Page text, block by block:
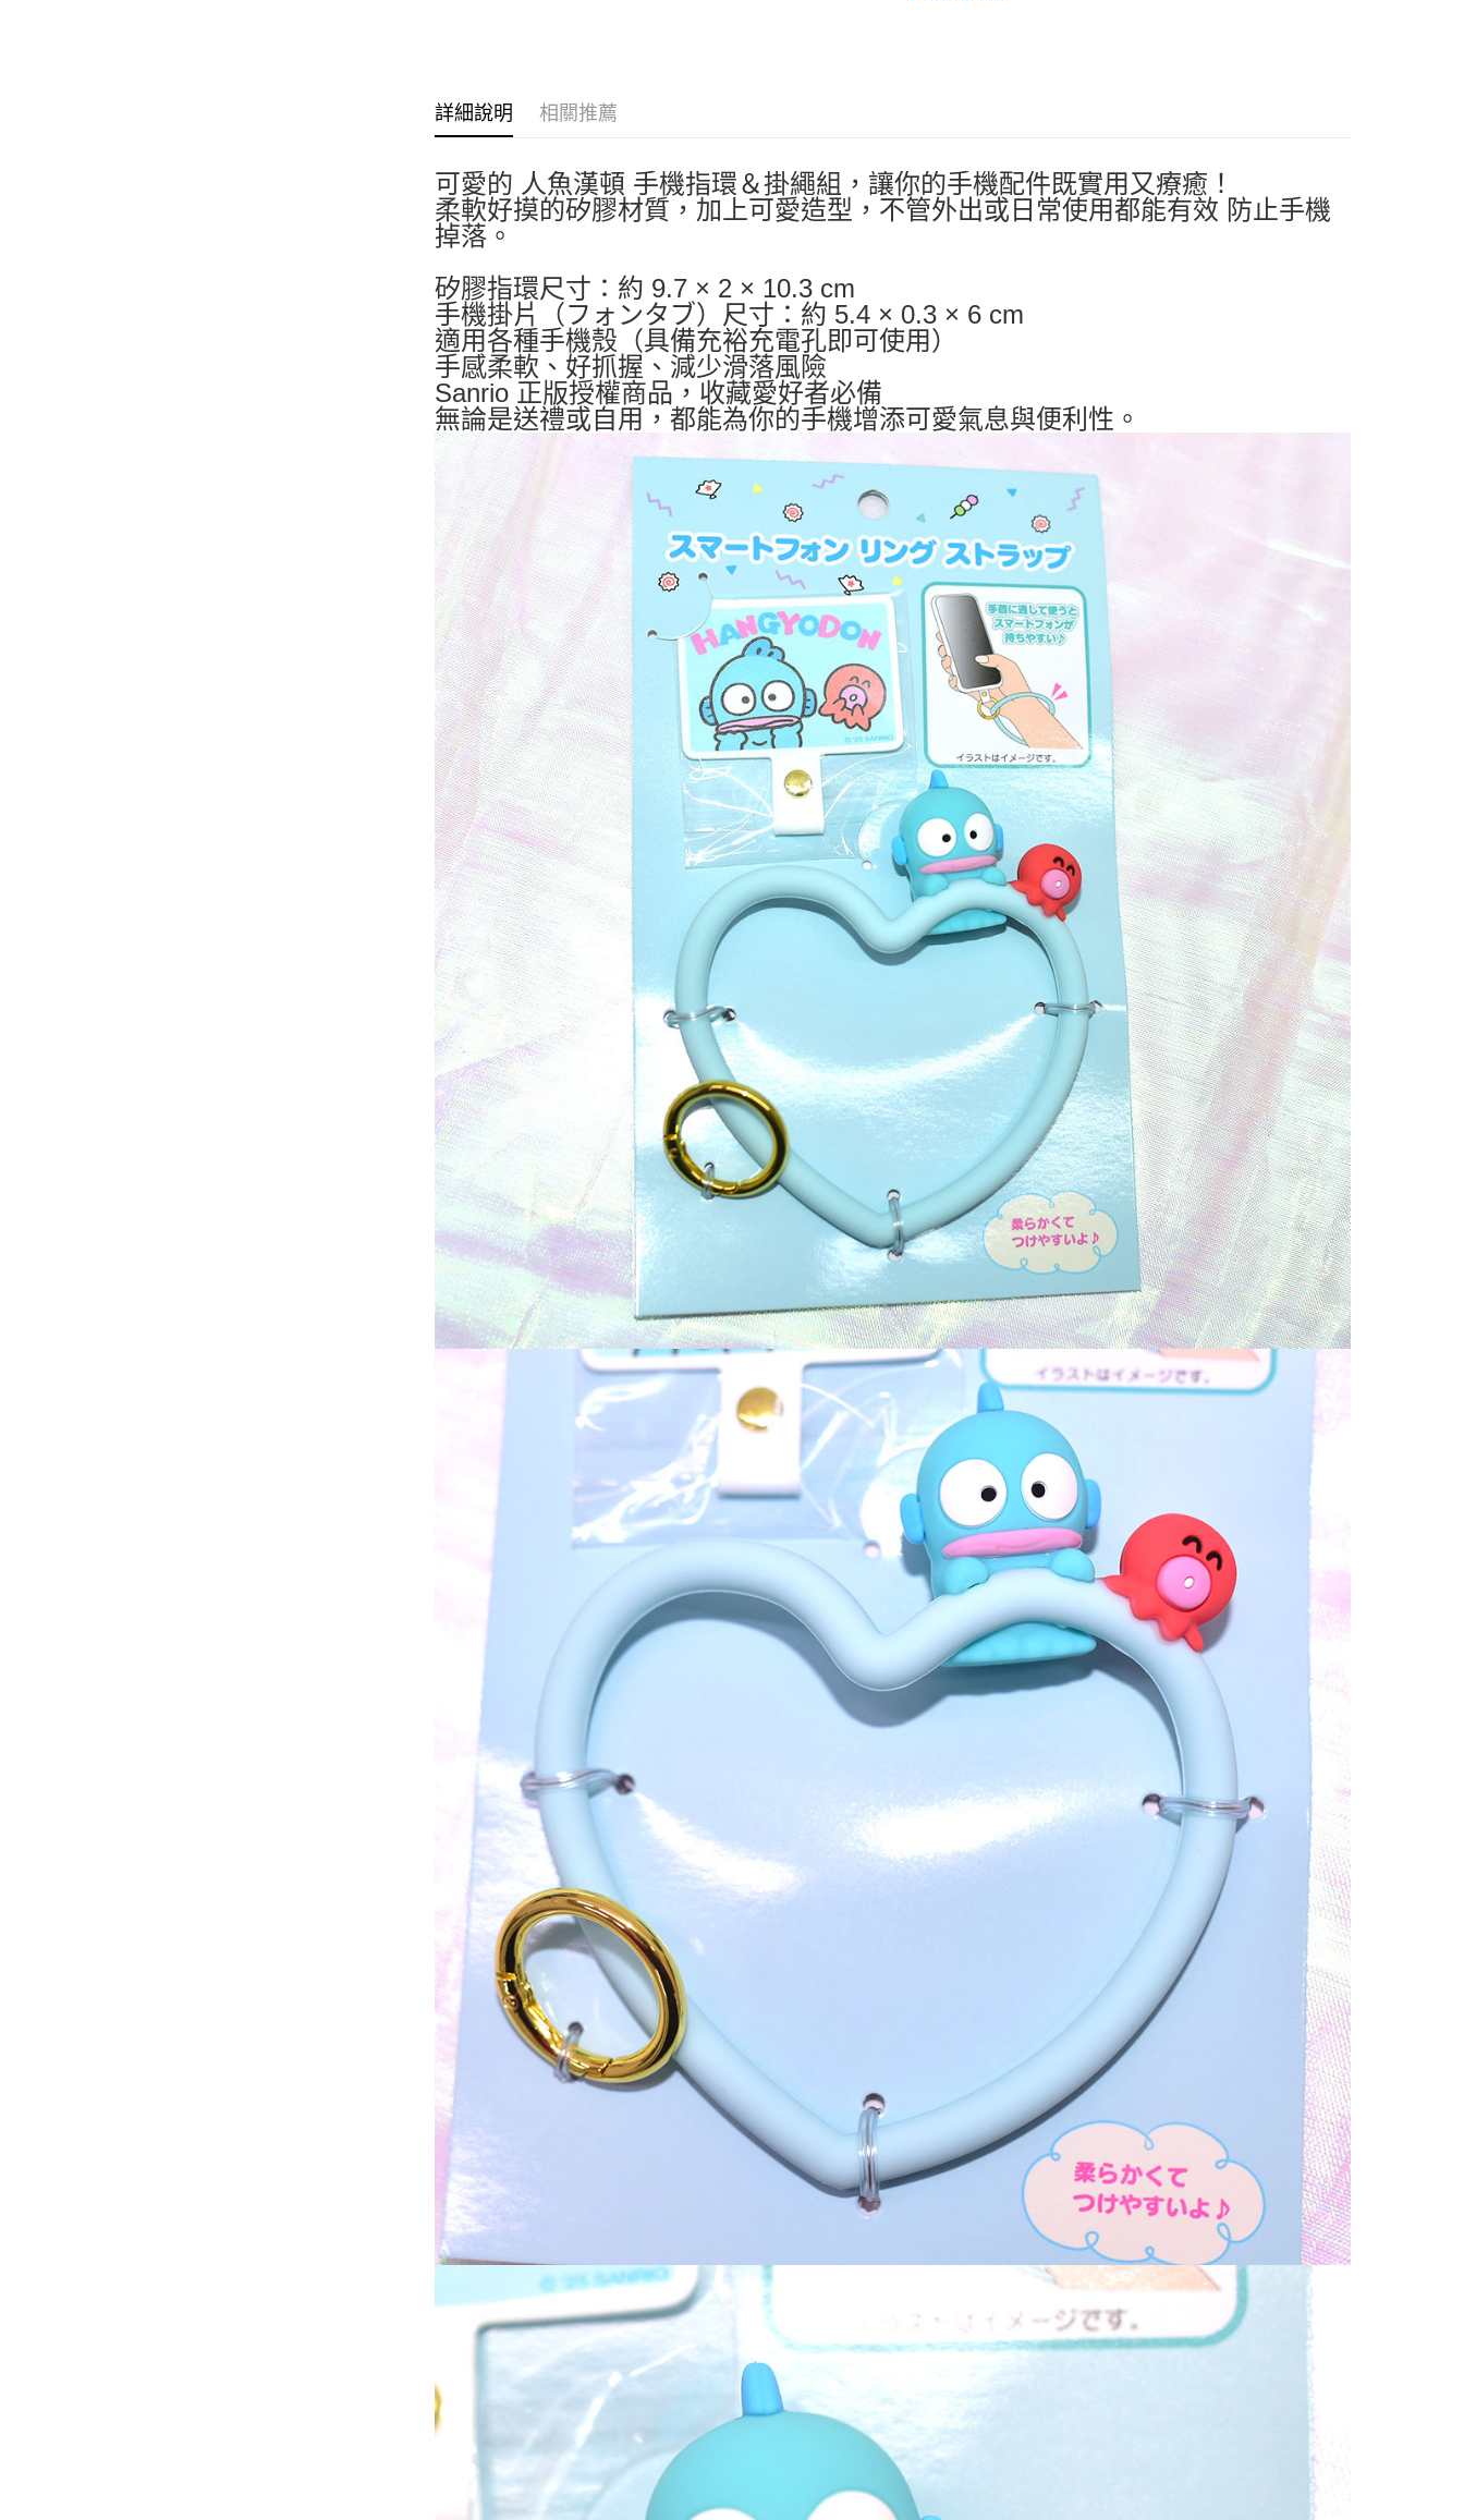
詳細說明 相關推薦
可愛的 人魚漢頓 手機指環＆掛繩組，讓你的手機配件既實用又療癒！
柔軟好摸的矽膠材質，加上可愛造型，不管外出或日常使用都能有效 防止手機
掉落。
矽膠指環尺寸：約 9.7 × 2 × 10.3 cm
手機掛片（フォンタブ）尺寸：約 5.4 × 0.3 × 6 cm
適用各種手機殼（具備充裕充電孔即可使用）
手感柔軟、好抓握、減少滑落風險
Sanrio 正版授權商品，收藏愛好者必備
無論是送禮或自用，都能為你的手機增添可愛氣息與便利性。